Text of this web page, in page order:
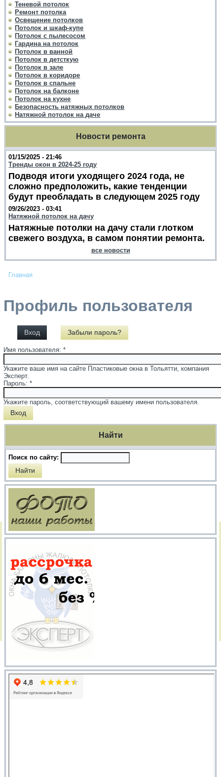
Теневой потолок
Ремонт потолка
Освещение потолков
Потолок и шкаф-купе
Потолок с пылесосом
Гардина на потолок
Потолок в ванной
Потолок в детсткую
Потолок в зале
Потолок в коридоре
Потолок в спальне
Потолок на балконе
Потолок на кухне
Безопасность натяжных потолков
Натяжной потолок на даче
Новости ремонта
01/15/2025 - 21:46
Тренды окон в 2024-25 году
Подводя итоги уходящего 2024 года, не
сложно предположить, какие тенденции
будут преобладать в следующем 2025 году
09/26/2023 - 03:41
Натяжной потолок на дачу
Натяжные потолки на дачу стали глотком
свежего воздуха, в самом понятии ремонта.
все новости
Главная
Профиль пользователя
Вход Забыли пароль?
Имя пользователя:*
Укажите ваше имя на сайте Пластиковые окна в Тольятти, компания
Эксперт.
Пароль:*
Укажите пароль, соответствующий вашему имени пользователя.
Найти
Поиск по сайту: